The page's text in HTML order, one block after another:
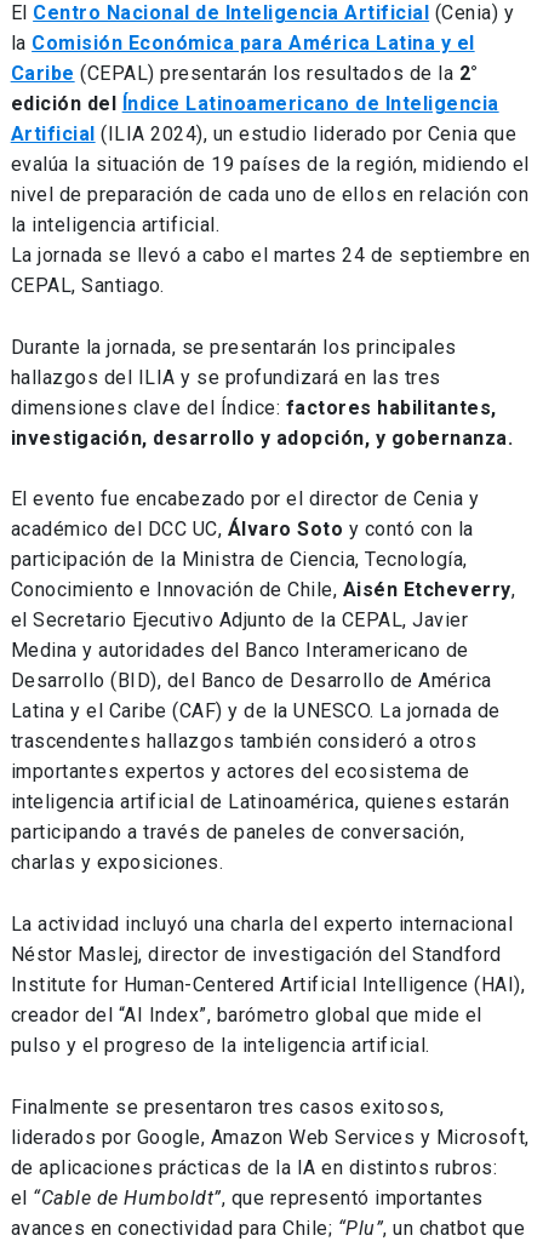
El Centro Nacional de Inteligencia Artificial (Cenia) y
la Comisión Económica para América Latina y el
Caribe (CEPAL) presentarán los resultados de la 2°
edición del Índice Latinoamericano de Inteligencia
Artificial (ILIA 2024), un estudio liderado por Cenia que
evalúa la situación de 19 países de la región, midiendo el
nivel de preparación de cada uno de ellos en relación con
la inteligencia artificial.
La jornada se llevó a cabo el martes 24 de septiembre en
CEPAL, Santiago.
Durante la jornada, se presentarán los principales
hallazgos del ILIA y se profundizará en las tres
dimensiones clave del Índice: factores habilitantes,
investigación, desarrollo y adopción, y gobernanza.
El evento fue encabezado por el director de Cenia y
académico del DCC UC, Álvaro Soto y contó con la
participación de la Ministra de Ciencia, Tecnología,
Conocimiento e Innovación de Chile, Aisén Etcheverry,
el Secretario Ejecutivo Adjunto de la CEPAL, Javier
Medina y autoridades del Banco Interamericano de
Desarrollo (BID), del Banco de Desarrollo de América
Latina y el Caribe (CAF) y de la UNESCO. La jornada de
trascendentes hallazgos también consideró a otros
importantes expertos y actores del ecosistema de
inteligencia artificial de Latinoamérica, quienes estarán
participando a través de paneles de conversación,
charlas y exposiciones.
La actividad incluyó una charla del experto internacional
Néstor Maslej, director de investigación del Standford
Institute for Human-Centered Artificial Intelligence (HAI),
creador del “AI Index”, barómetro global que mide el
pulso y el progreso de la inteligencia artificial.
Finalmente se presentaron tres casos exitosos,
liderados por Google, Amazon Web Services y Microsoft,
de aplicaciones prácticas de la IA en distintos rubros:
el “Cable de Humboldt”, que representó importantes
avances en conectividad para Chile; “Plu”, un chatbot que